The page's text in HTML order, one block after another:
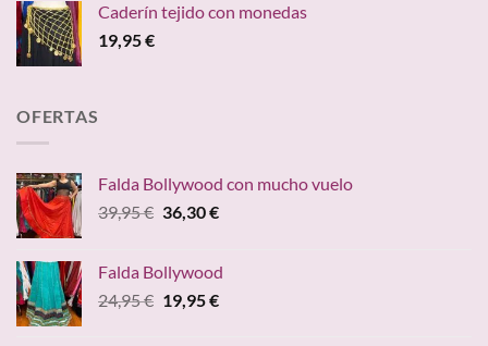
desde
Caderín tejido con monedas
19,95€
OFERTAS
Falda Bollywood con mucho vuelo
39,95€ El
era:
39,95 €.
36,30€El
es:
36,30 €.
Falda Bollywood
24,95€ El
19,95€El